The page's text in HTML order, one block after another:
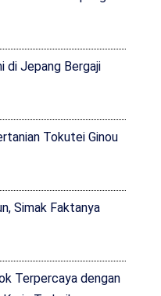
di Jepang Bergaji
Tokutei Ginou
Simak Faktanya
Terpercaya dengan